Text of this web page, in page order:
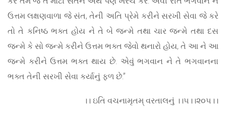
ઉત્તમ લક્ષણવાળા જે સંત, તેની અતિ પ્રેમે કરીને સરખી સેવા જે કરે
તો તે કનિષ્ઠ ભક્ત હોય ને તે બે જન્મે તથા ચાર જન્મે તથા દસ
જન્મે કે સો જન્મે કરીને ઉત્તમ ભક્ત જેવો થનારો હોય, તે આ ને આ
જન્મે કરીને ઉત્તમ ભક્ત થાય છે. એવું ભગવાન ને તે ભગવાનના
ભક્ત તેની સરખી સેવા કર્યાનું ફળ છે.”
।। ઇતિ વચનામૃતમ્ વરતાલનું ।।૫।।૨૦૫।।